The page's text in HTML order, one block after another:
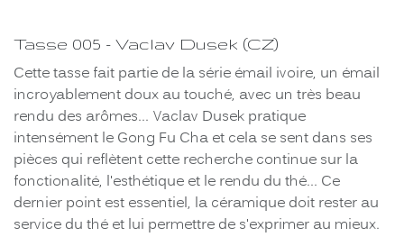
Tasse 005 - Vaclav Dusek (CZ)
Cette tasse fait partie de la série émail ivoire, un émail
incroyablement doux au touché, avec un très beau
rendu des arômes... Vaclav Dusek pratique
intensément le Gong Fu Cha et cela se sent dans ses
pièces qui reflètent cette recherche continue sur la
fonctionalité, l'esthétique et le rendu du thé... Ce
dernier point est essentiel, la céramique doit rester au
service du thé et lui permettre de s'exprimer au mieux.